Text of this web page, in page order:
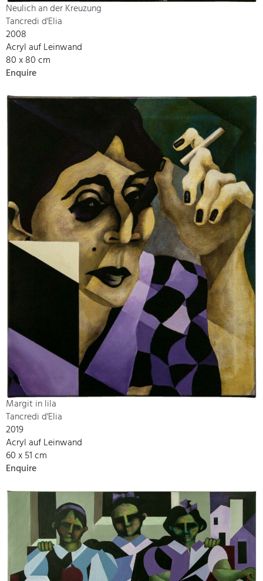
Neulich an der Kreuzung
Tancredi d'Elia
2008
Acryl auf Leinwand
80 x 80 cm
Enquire
Margit in lila
Tancredi d'Elia
2019
Acryl auf Leinwand
60 x 51 cm
Enquire